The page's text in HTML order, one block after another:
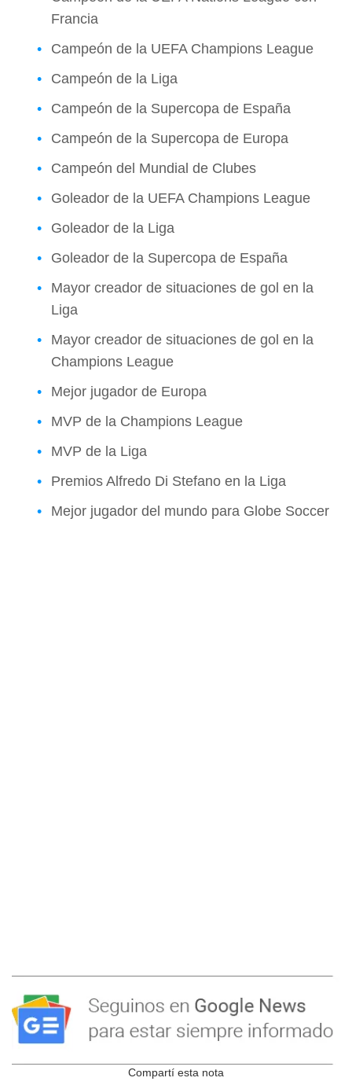
Francia
Campeón de la UEFA Champions League
Campeón de la Liga
Campeón de la Supercopa de España
Campeón de la Supercopa de Europa
Campeón del Mundial de Clubes
Goleador de la UEFA Champions League
Goleador de la Liga
Goleador de la Supercopa de España
Mayor creador de situaciones de gol en la
Liga
Mayor creador de situaciones de gol en la
Champions League
Mejor jugador de Europa
MVP de la Champions League
MVP de la Liga
Premios Alfredo Di Stefano en la Liga
Mejor jugador del mundo para Globe Soccer